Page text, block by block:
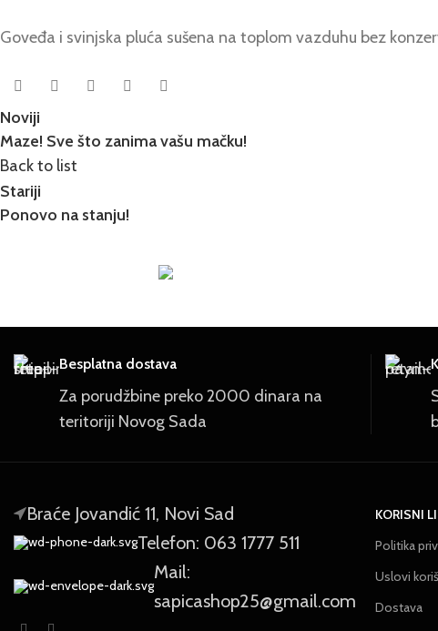
Goveđa i svinjska pluća sušena na toplom vazduhu bez
Noviji
Maze! Sve što zanima vašu mačku!
Back to list
Stariji
Ponovo na stanju!
Besplatna dostava
Za porudžbine preko 2000 dinara na
teritoriji Novog Sada
Braće Jovandić 11, Novi Sad
Telefon: 063 1777 511
Mail:
sapicashop25@gmail.com
KORISNI
Politika
Uslovi
Dostava